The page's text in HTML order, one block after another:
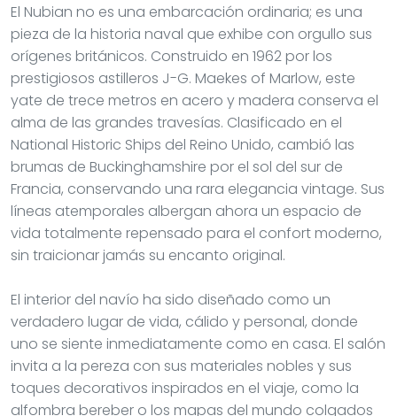
El Nubian no es una embarcación ordinaria; es una
pieza de la historia naval que exhibe con orgullo sus
orígenes británicos. Construido en 1962 por los
prestigiosos astilleros J-G. Maekes of Marlow, este
yate de trece metros en acero y madera conserva el
alma de las grandes travesías. Clasificado en el
National Historic Ships del Reino Unido, cambió las
brumas de Buckinghamshire por el sol del sur de
Francia, conservando una rara elegancia vintage. Sus
líneas atemporales albergan ahora un espacio de
vida totalmente repensado para el confort moderno,
sin traicionar jamás su encanto original.
El interior del navío ha sido diseñado como un
verdadero lugar de vida, cálido y personal, donde
uno se siente inmediatamente como en casa. El salón
invita a la pereza con sus materiales nobles y sus
toques decorativos inspirados en el viaje, como la
alfombra bereber o los mapas del mundo colgados